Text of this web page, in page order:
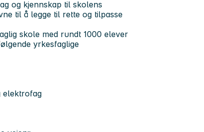
og kjennskap til skolens
til å legge til rette og tilpasse
skole med rundt 1000 elever
yrkesfaglige
elektrofag